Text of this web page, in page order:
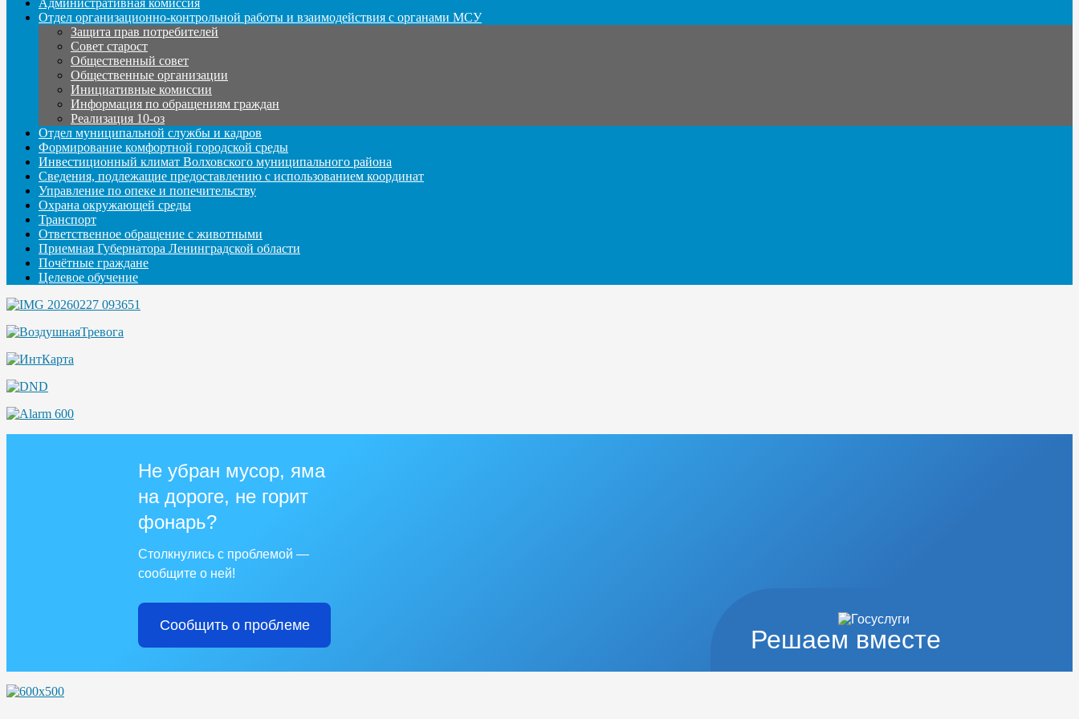
Отдел организационно-контрольной работы и взаимодействия с органами МСУ
Защита прав потребителей
Совет старост
Общественный совет
Общественные организации
Инициативные комиссии
Информация по обращениям граждан
Реализация 10-оз
Отдел муниципальной службы и кадров
Формирование комфортной городской среды
Инвестиционный климат Волховского муниципального района
Сведения, подлежащие предоставлению с использованием координат
Управление по опеке и попечительству
Охрана окружающей среды
Транспорт
Ответственное обращение с животными
Приемная Губернатора Ленинградской области
Почётные граждане
Целевое обучение
Решаем вместе
Не убран мусор, яма
на дороге, не горит
фонарь?
Столкнулись с проблемой —
сообщите о ней!
Сообщить о проблеме